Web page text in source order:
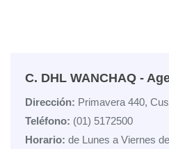
C. DHL WANCHAQ -
Dirección: Primavera 440,
Teléfono: (01) 5172500
Horario: de Lunes a Viernes